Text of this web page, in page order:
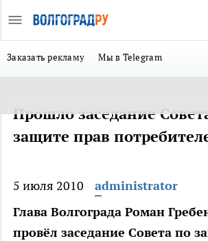
Заказать рекламу Мы в Telegram
Прошло заседание
защите прав
5 июля 2010
administrator
Глава Волгограда Роман
провёл заседание Совета по